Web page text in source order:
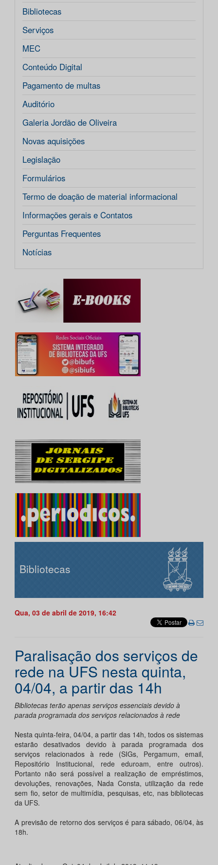
Bibliotecas
Serviços
MEC
Conteúdo Digital
Pagamento de multas
Auditório
Galeria Jordão de Oliveira
Novas aquisições
Legislação
Formulários
Termo de doação de material informacional
Informações gerais e Contatos
Perguntas Frequentes
Notícias
Bibliotecas
Qua, 03 de abril de 2019, 16:42
Paralisação dos serviços de
rede na UFS nesta quinta,
04/04, a partir das 14h
Bibliotecas terão apenas serviços essenciais devido à
parada programada dos serviços relacionados à rede
Nesta quinta-feira, 04/04, a partir das 14h, todos os sistemas
estarão desativados devido à parada programada dos
serviços relacionados à rede (SIGs, Pergamum, email,
Repositório Institucional, rede eduroam, entre outros).
Portanto não será possível a realização de empréstimos,
devoluções, renovações, Nada Consta, utilização da rede
sem fio, setor de multimídia, pesquisas, etc, nas bibliotecas
da UFS.
A previsão de retorno dos serviços é para sábado, 06/04, às
18h.